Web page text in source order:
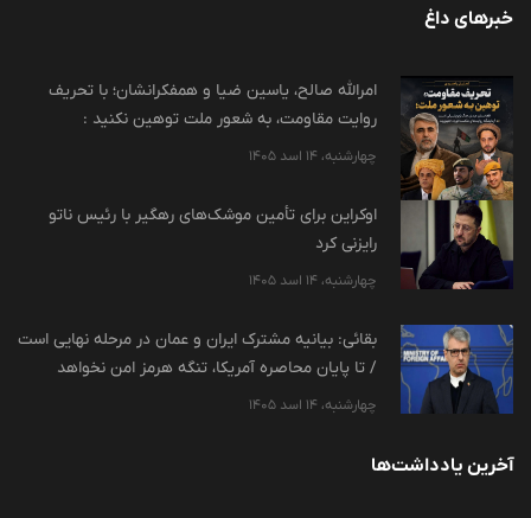
خبرهای داغ
امرالله صالح، یاسین ضیا و همفکرانشان؛ با تحریف
روایت مقاومت، به شعور ملت توهین نکنید :
چهارشنبه، 14 اسد 1405
اوکراین برای تأمین موشک‌های رهگیر با رئیس ناتو
رایزنی کرد
چهارشنبه، 14 اسد 1405
بقائی: بیانیه مشترک ایران و عمان در مرحله نهایی است
/ تا پایان محاصره آمریکا، تنگه هرمز امن نخواهد
چهارشنبه، 14 اسد 1405
آخرین یادداشت‌ها